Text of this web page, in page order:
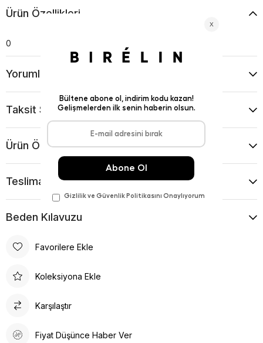
Ürün Özellikleri
0
Yorumlar
Taksit Seçenekleri
Ürün Önerileri
Teslimat Ve İade Koşulları
Beden Kılavuzu
Favorilere Ekle
Koleksiyona Ekle
Karşılaştır
Fiyat Düşünce Haber Ver